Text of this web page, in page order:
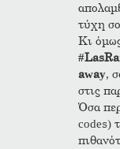
τύχη
Κι
away,
στις
Όσα
codes)